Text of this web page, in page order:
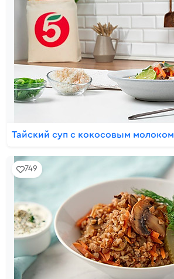
Тайский суп с кокосовым молоком
749